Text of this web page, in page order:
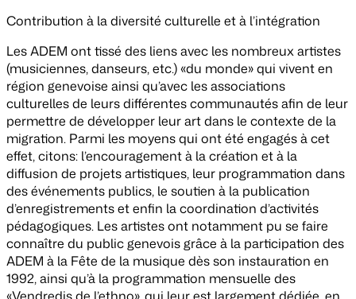
Contribution à la diversité culturelle et à l’intégration
Les ADEM ont tissé des liens avec les nombreux artistes
(musiciennes, danseurs, etc.) «du monde» qui vivent en
région genevoise ainsi qu’avec les associations
culturelles de leurs différentes communautés afin de leur
permettre de développer leur art dans le contexte de la
migration. Parmi les moyens qui ont été engagés à cet
effet, citons: l’encouragement à la création et à la
diffusion de projets artistiques, leur programmation dans
des événements publics, le soutien à la publication
d’enregistrements et enfin la coordination d’activités
pédagogiques. Les artistes ont notamment pu se faire
connaître du public genevois grâce à la participation des
ADEM à la Fête de la musique dès son instauration en
1992, ainsi qu’à la programmation mensuelle des